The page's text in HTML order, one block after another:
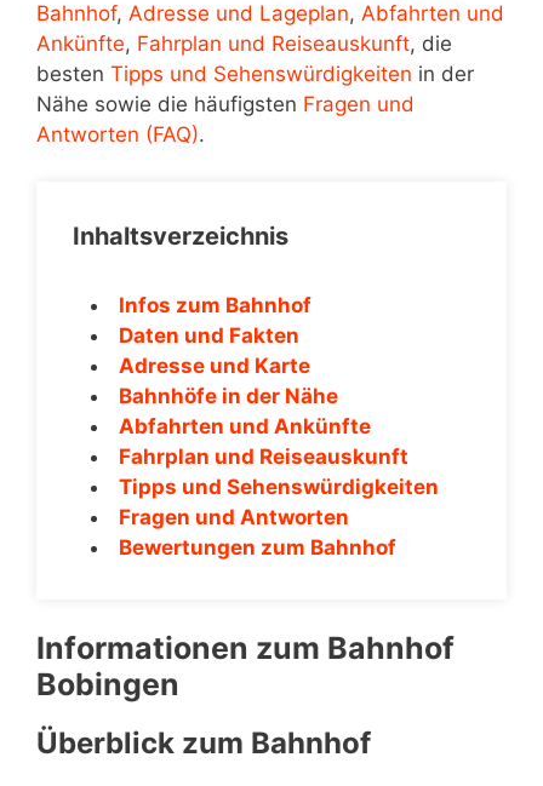
Bahnhof, Adresse und Lageplan, Abfahrten und
Ankünfte, Fahrplan und Reiseauskunft, die
besten Tipps und Sehenswürdigkeiten in der
Nähe sowie die häufigsten Fragen und
Antworten (FAQ).
Inhaltsverzeichnis
Infos zum Bahnhof
Daten und Fakten
Adresse und Karte
Bahnhöfe in der Nähe
Abfahrten und Ankünfte
Fahrplan und Reiseauskunft
Tipps und Sehenswürdigkeiten
Fragen und Antworten
Bewertungen zum Bahnhof
Informationen zum Bahnhof
Bobingen
Überblick zum Bahnhof